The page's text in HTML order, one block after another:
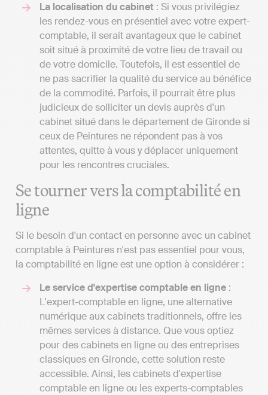
La localisation du cabinet : Si vous privilégiez
les rendez-vous en présentiel avec votre expert-
comptable, il serait avantageux que le cabinet
soit situé à proximité de votre lieu de travail ou
de votre domicile. Toutefois, il est essentiel de
ne pas sacrifier la qualité du service au bénéfice
de la commodité. Parfois, il pourrait être plus
judicieux de solliciter un devis auprès d'un
cabinet situé dans le département de Gironde si
ceux de Peintures ne répondent pas à vos
attentes, quitte à vous y déplacer uniquement
pour les rencontres cruciales.
Se tourner vers la comptabilité en
ligne
Si le besoin d'un contact en personne avec un cabinet
comptable à Peintures n'est pas essentiel pour vous,
la comptabilité en ligne est une option à considérer :
Le service d'expertise comptable en ligne :
L'expert-comptable en ligne, une alternative
numérique aux cabinets traditionnels, offre les
mêmes services à distance. Que vous optiez
pour des cabinets en ligne ou des entreprises
classiques en Gironde, cette solution reste
accessible. Ainsi, les cabinets d'expertise
comptable en ligne ou les experts-comptables